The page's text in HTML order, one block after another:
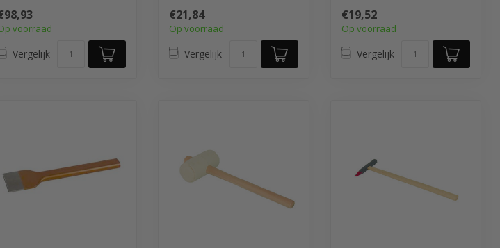
voorraad
Vergelijk
geslepen ka...
€21,84
Op voorraad
Vergelijk
€19,52
Op voorraad
Vergelijk